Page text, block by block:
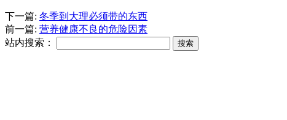
下一篇: 冬季到大理必须带的东西
前一篇: 营养健康不良的危险因素
站内搜索：